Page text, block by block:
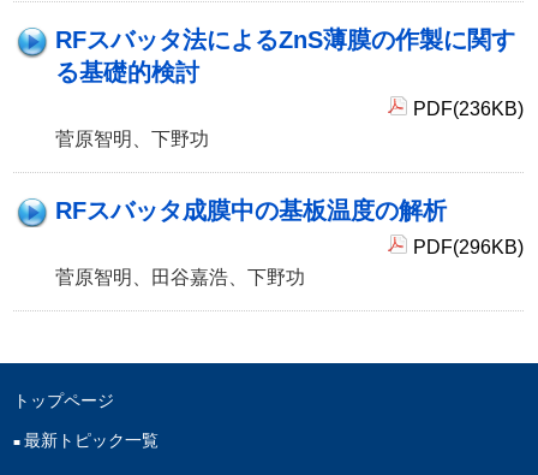
RFスバッタ法によるZnS薄膜の作製に関す
る基礎的検討
PDF(236KB)
菅原智明、下野功
RFスバッタ成膜中の基板温度の解析
PDF(296KB)
菅原智明、田谷嘉浩、下野功
トップページ
最新トピック一覧